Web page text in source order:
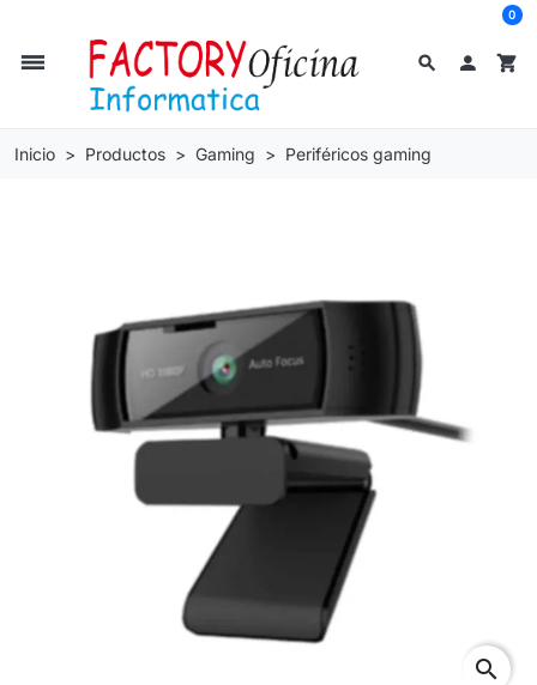
search
dehaze  shopping_cart
0
Inicio Productos Gaming Periféricos gaming
search